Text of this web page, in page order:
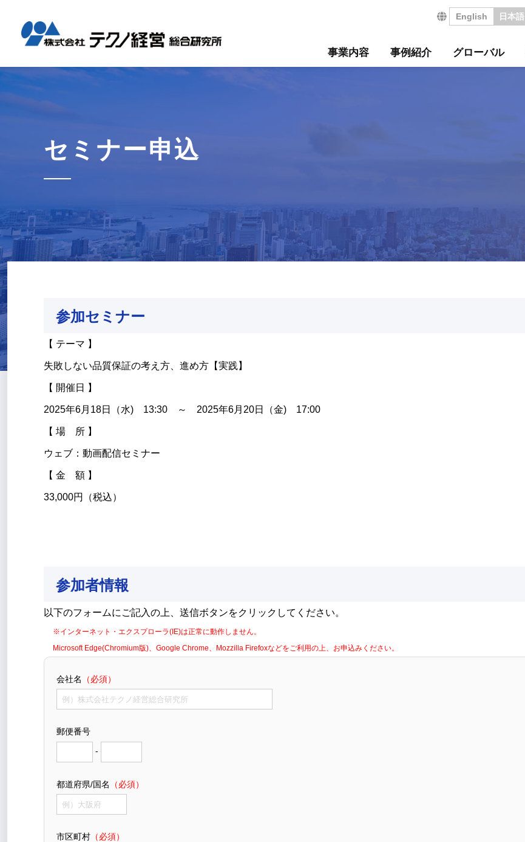
English 日本語
事業内容 事例紹介 グローバル
セミナー申込
参加セミナー
【 テーマ 】
失敗しない品質保証の考え方、進め方【実践】
【 開催日 】
2025年6月18日（水) 13:30 ～ 2025年6月20日（金) 17:00
【 場 所 】
ウェブ：動画配信セミナー
【 金 額 】
33,000円（税込）
参加者情報
以下のフォームにご記入の上、送信ボタンをクリックしてください。
※インターネット・エクスプローラ(IE)は正常に動作しません。
Microsoft Edge(Chromium版)、Google Chrome、Mozzilla Firefoxなどをご利用の上、お申込みください。
会社名 （必須）
郵便番号
-
都道府県/国名 （必須）
市区町村 （必須）